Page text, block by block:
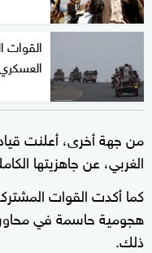
القوات
من جهة أخرى، أعلنت
الغربي، عن جاهزيتها
كما أكدت القوات
هجومية حاسمة في
ذلك.